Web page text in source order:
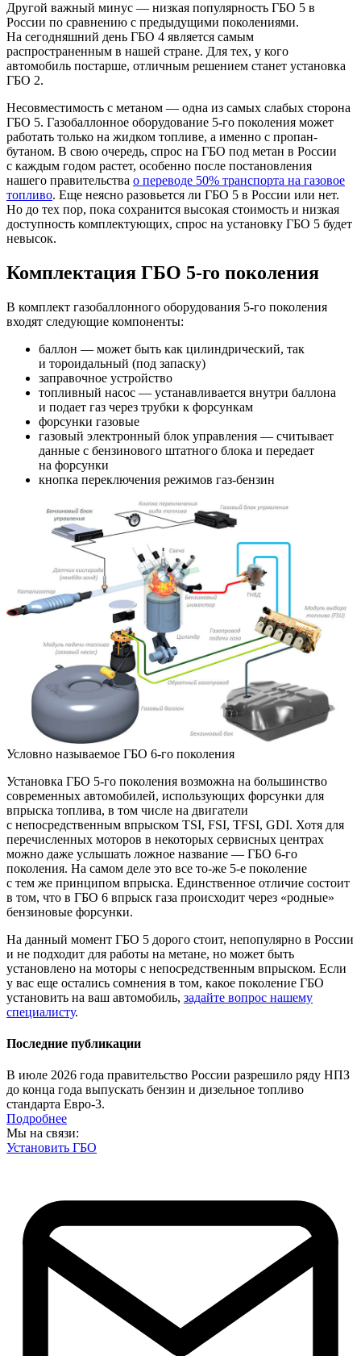
Другой важный минус — низкая популярность ГБО 5 в
России по сравнению с предыдущими поколениями.
На сегодняшний день ГБО 4 является самым
распространенным в нашей стране. Для тех, у кого
автомобиль постарше, отличным решением станет установка
ГБО 2.
Несовместимость с метаном — одна из самых слабых сторона
ГБО 5. Газобаллонное оборудование 5-го поколения может
работать только на жидком топливе, а именно с пропан-
бутаном. В свою очередь, спрос на ГБО под метан в России
с каждым годом растет, особенно после постановления
нашего правительства о переводе 50% транспорта на газовое
топливо. Еще неясно разовьется ли ГБО 5 в России или нет.
Но до тех пор, пока сохранится высокая стоимость и низкая
доступность комплектующих, спрос на установку ГБО 5 будет
невысок.
Комплектация ГБО 5-го поколения
В комплект газобаллонного оборудования 5-го поколения
входят следующие компоненты:
баллон — может быть как цилиндрический, так
и тороидальный (под запаску)
заправочное устройство
топливный насос — устанавливается внутри баллона
и подает газ через трубки к форсункам
форсунки газовые
газовый электронный блок управления — считывает
данные с бензинового штатного блока и передает
на форсунки
кнопка переключения режимов газ-бензин
Условно называемое ГБО 6-го поколения
Установка ГБО 5-го поколения возможна на большинство
современных автомобилей, использующих форсунки для
впрыска топлива, в том числе на двигатели
с непосредственным впрыском TSI, FSI, TFSI, GDI. Хотя для
перечисленных моторов в некоторых сервисных центрах
можно даже услышать ложное название — ГБО 6-го
поколения. На самом деле это все то-же 5-е поколение
с тем же принципом впрыска. Единственное отличие состоит
в том, что в ГБО 6 впрыск газа происходит через «родные»
бензиновые форсунки.
На данный момент ГБО 5 дорого стоит, непопулярно в России
и не подходит для работы на метане, но может быть
установлено на моторы с непосредственным впрыском. Если
у вас еще остались сомнения в том, какое поколение ГБО
установить на ваш автомобиль, задайте вопрос нашему
специалисту.
Последние публикации
В июле 2026 года правительство России разрешило ряду НПЗ
до конца года выпускать бензин и дизельное топливо
стандарта Евро-3.
Подробнее
Мы на связи:
Установить ГБО